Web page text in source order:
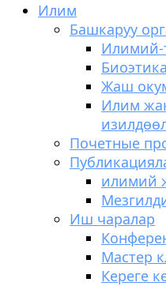
Илим
Башкаруу
Илимий-
Жаш
Илим
Почетные
илимий
Иш чаралар
Мастер
Кереге